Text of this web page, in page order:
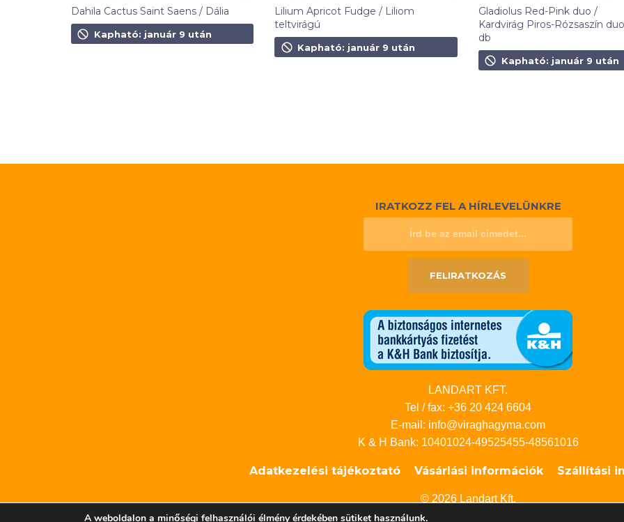
Dahila Cactus Saint Saens / Dália
900 Ft
Kapható: január 9 után
Lilium Apricot Fudge / Liliom
teltvirágú
1 190Ft
Kapható: január 9 után
Gladiolus Red-Pink duo /
Kardvirág Piros-Rózsaszín
db
1 090Ft
Kapható: január 9 után
IRATKOZZ FEL A HÍRLEVELÜNKRE
FELIRATKOZÁS
LANDART KFT.
Tel / fax: +36 20 424 6604
E-mail: info@viraghagyma.com
K & H Bank: 10401024-49525455-48561016
Adatkezelési tájékoztató Vásárlási információk Szállítási
© 2026 Landart Kft.
A weboldalon a minőségi felhasználói élmény érdekében sütiket használunk.